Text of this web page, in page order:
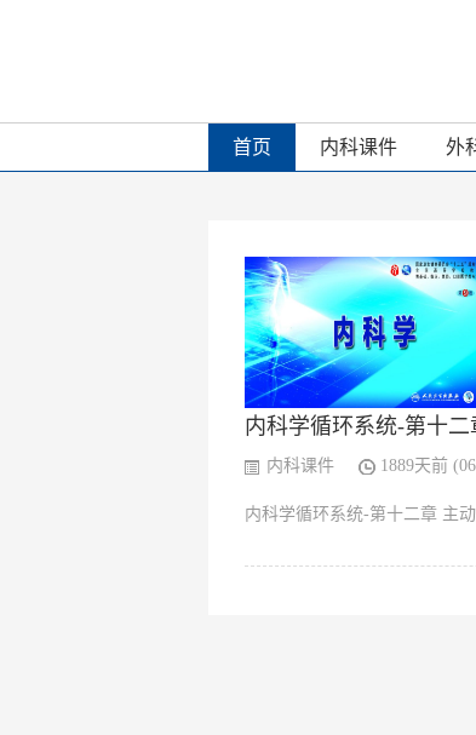
首页 内科课件 外
内科学循环系统-第十
内科课件 1889天前
内科学循环系统-第十二章 主